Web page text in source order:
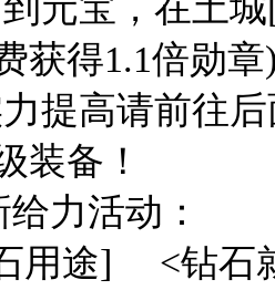
获得1.1倍勋章
提高请前往
装备！
力活动：
用途] <钻石